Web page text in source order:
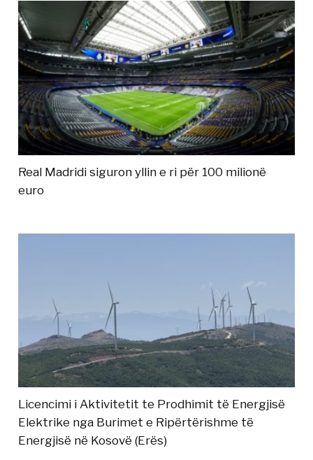
Real Madridi siguron yllin e ri për 100 milionë
euro
Licencimi i Aktivitetit te Prodhimit të Energjisë
Elektrike nga Burimet e Ripërtërishme të
Energjisë në Kosovë (Erës)